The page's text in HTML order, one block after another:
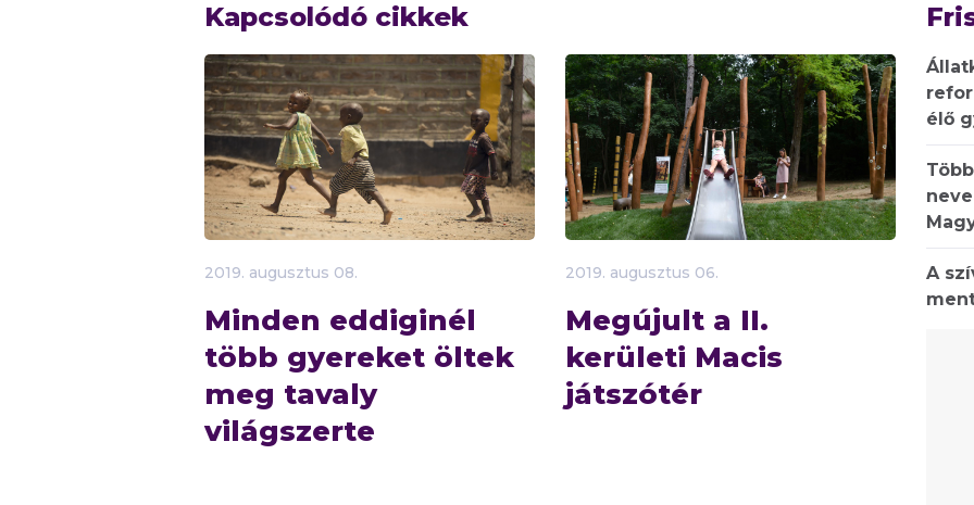
Kapcsolódó cikkek
2019. augusztus 08.
Minden eddiginél
több gyereket öltek
meg tavaly
világszerte
2019. augusztus 06.
Megújult a II.
kerületi Macis
játszótér
élő
A